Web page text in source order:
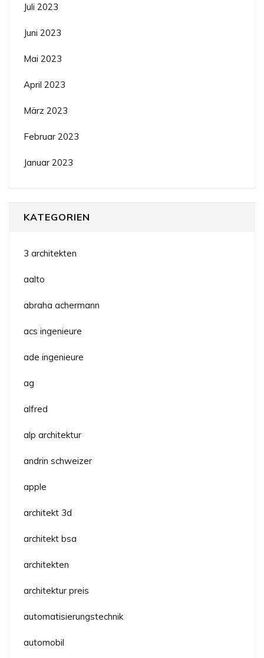
Juli 2023
Juni 2023
Mai 2023
April 2023
März 2023
Februar 2023
Januar 2023
KATEGORIEN
3 architekten
aalto
abraha achermann
acs ingenieure
ade ingenieure
ag
alfred
alp architektur
andrin schweizer
apple
architekt 3d
architekt bsa
architekten
architektur preis
automatisierungstechnik
automobil